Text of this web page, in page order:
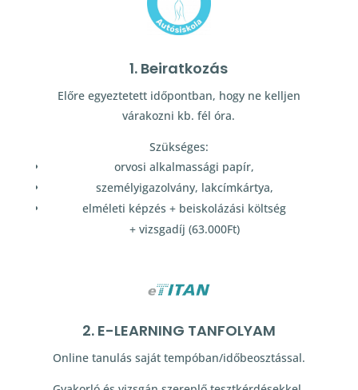
1. Beiratkozás
Előre egyeztetett időpontban, hogy ne kelljen
várakozni kb. fél óra.
Szükséges:
orvosi alkalmassági papír,
személyigazolvány, lakcímkártya,
elméleti képzés + beiskolázási költség
+ vizsgadíj (63.000Ft)
2. E-LEARNING TANFOLYAM
Online tanulás saját tempóban/időbeosztással.